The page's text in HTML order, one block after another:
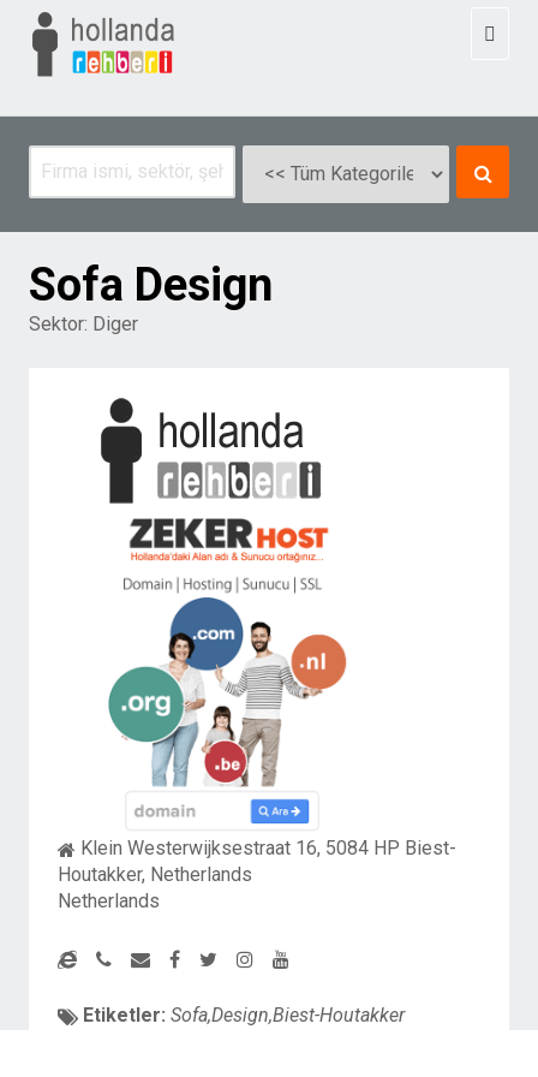
Sofa Design
Sektor: Diger
Klein Westerwijksestraat 16, 5084 HP Biest-
Houtakker, Netherlands
Netherlands
Etiketler: Sofa,Design,Biest-Houtakker